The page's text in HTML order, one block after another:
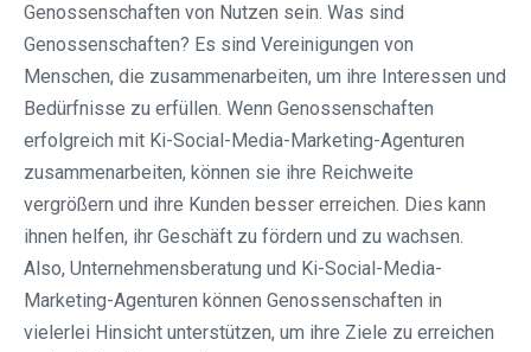
Genossenschaften von Nutzen sein. Was sind
Genossenschaften? Es sind Vereinigungen von
Menschen, die zusammenarbeiten, um ihre Interessen und
Bedürfnisse zu erfüllen. Wenn Genossenschaften
erfolgreich mit Ki-Social-Media-Marketing-Agenturen
zusammenarbeiten, können sie ihre Reichweite
vergrößern und ihre Kunden besser erreichen. Dies kann
ihnen helfen, ihr Geschäft zu fördern und zu wachsen.
Also, Unternehmensberatung und Ki-Social-Media-
Marketing-Agenturen können Genossenschaften in
vielerlei Hinsicht unterstützen, um ihre Ziele zu erreichen